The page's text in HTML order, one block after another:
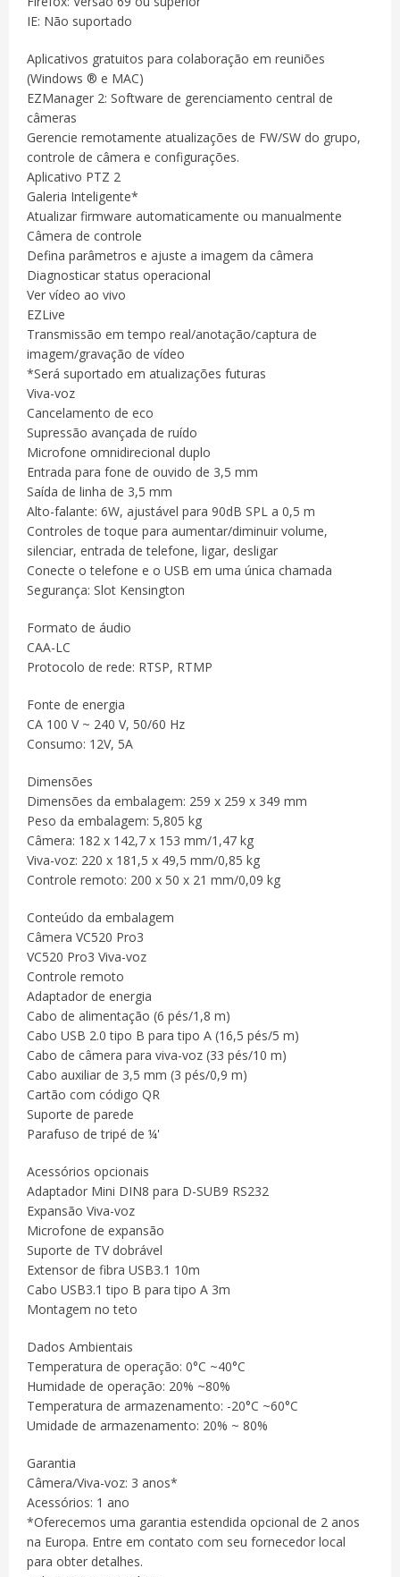
IE: Não suportado
Aplicativos gratuitos para colaboração em reuniões
(Windows ® e MAC)
EZManager 2: Software de gerenciamento central de
câmeras
Gerencie remotamente atualizações de FW/SW do grupo,
controle de câmera e configurações.
Aplicativo PTZ 2
Galeria Inteligente*
Atualizar firmware automaticamente ou manualmente
Câmera de controle
Defina parâmetros e ajuste a imagem da câmera
Diagnosticar status operacional
Ver vídeo ao vivo
EZLive
Transmissão em tempo real/anotação/captura de
imagem/gravação de vídeo
*Será suportado em atualizações futuras
Viva-voz
Cancelamento de eco
Supressão avançada de ruído
Microfone omnidirecional duplo
Entrada para fone de ouvido de 3,5 mm
Saída de linha de 3,5 mm
Alto-falante: 6W, ajustável para 90dB SPL a 0,5 m
Controles de toque para aumentar/diminuir volume,
silenciar, entrada de telefone, ligar, desligar
Conecte o telefone e o USB em uma única chamada
Segurança: Slot Kensington
Formato de áudio
CAA-LC
Protocolo de rede: RTSP, RTMP
Fonte de energia
CA 100 V ~ 240 V, 50/60 Hz
Consumo: 12V, 5A
Dimensões
Dimensões da embalagem: 259 x 259 x 349 mm
Peso da embalagem: 5,805 kg
Câmera: 182 x 142,7 x 153 mm/1,47 kg
Viva-voz: 220 x 181,5 x 49,5 mm/0,85 kg
Controle remoto: 200 x 50 x 21 mm/0,09 kg
Conteúdo da embalagem
Câmera VC520 Pro3
VC520 Pro3 Viva-voz
Controle remoto
Adaptador de energia
Cabo de alimentação (6 pés/1,8 m)
Cabo USB 2.0 tipo B para tipo A (16,5 pés/5 m)
Cabo de câmera para viva-voz (33 pés/10 m)
Cabo auxiliar de 3,5 mm (3 pés/0,9 m)
Cartão com código QR
Suporte de parede
Parafuso de tripé de ¼'
Acessórios opcionais
Adaptador Mini DIN8 para D-SUB9 RS232
Expansão Viva-voz
Microfone de expansão
Suporte de TV dobrável
Extensor de fibra USB3.1 10m
Cabo USB3.1 tipo B para tipo A 3m
Montagem no teto
Dados Ambientais
Temperatura de operação: 0°C ~40°C
Humidade de operação: 20% ~80%
Temperatura de armazenamento: -20°C ~60°C
Umidade de armazenamento: 20% ~ 80%
Garantia
Câmera/Viva-voz: 3 anos*
Acessórios: 1 ano
*Oferecemos uma garantia estendida opcional de 2 anos
na Europa. Entre em contato com seu fornecedor local
para obter detalhes.